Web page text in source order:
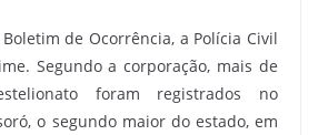
de Ocorrência, a Polícia Civil
Segundo a corporação, mais de
foram registrados no
o segundo maior do estado, em